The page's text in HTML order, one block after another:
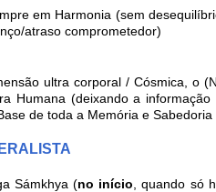
em Harmonia (sem
atraso comprometedor)
ultra corporal / Cósmica, o
Humana (deixando a
de toda a Memória e
Sámkhya (no início , quando só